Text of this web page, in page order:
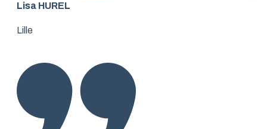
Lisa HUREL
Lille